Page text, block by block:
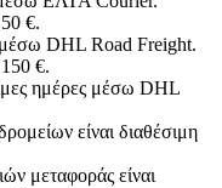
€.
DHL Road Freight.
€.
ημέρες μέσω DHL
είναι διαθέσιμη
μεταφοράς είναι